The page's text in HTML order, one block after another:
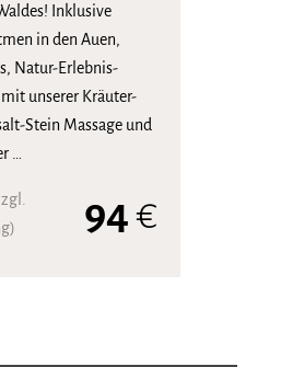
Inklusive
in den Auen,
Natur-Erlebnis-
unserer Kräuter-
Stein Massage und
…
94€